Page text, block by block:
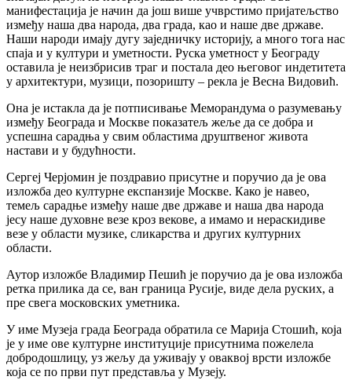
манифестација је начин да још више учврстимо пријатељство
између наша два народа, два града, као и наше две државе.
Наши народи имају дугу заједничку историју, а много тога нас
спаја и у култури и уметности. Руска уметност у Београду
оставила је неизбрисив траг и постала део његовог индетитета
у архитектури, музици, позоришту – рекла је Весна Видовић.
Она је истакла да је потписивање Меморандума о разумевању
између Београда и Москве показатељ жеље да се добра и
успешна сарадња у свим областима друштвеног живота
настави и у будућности.
Сергеј Черјомин је поздравио присутне и поручио да је ова
изложба део културне експанзије Москве. Како је навео,
темељ сарадње између наше две државе и наша два народа
јесу наше духовне везе кроз векове, а имамо и нераскидиве
везе у области музике, сликарства и других културних
области.
Аутор изложбе Владимир Пешић је поручио да је ова изложба
ретка прилика да се, ван граница Русије, виде дела руских, а
пре свега московских уметника.
У име Музеја града Београда обратила се Марија Стошић, која
је у име ове културне институције присутнима пожелела
добродошлицу, уз жељу да уживају у оваквој врсти изложбе
која се по први пут представља у Музеју.